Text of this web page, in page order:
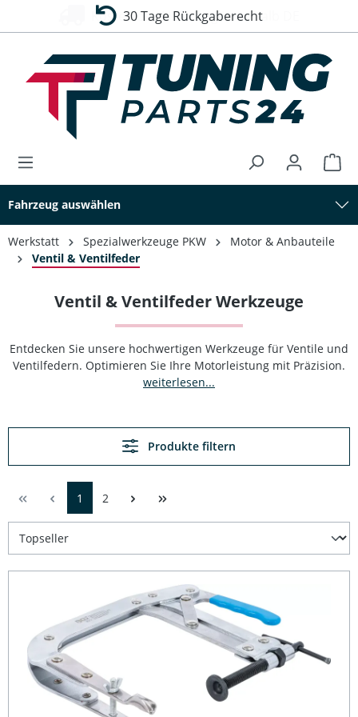
30 Tage Rückgaberecht
Fahrzeug auswählen
Werkstatt Spezialwerkzeuge PKW
Motor & Anbauteile
Ventil & Ventilfeder
Ventil & Ventilfeder Werkzeuge
Entdecken Sie unsere hochwertigen Werkzeuge für Ventile und
Ventilfedern. Optimieren Sie Ihre Motorleistung mit Präzision.
weiterlesen...
Produkte filtern
1 2